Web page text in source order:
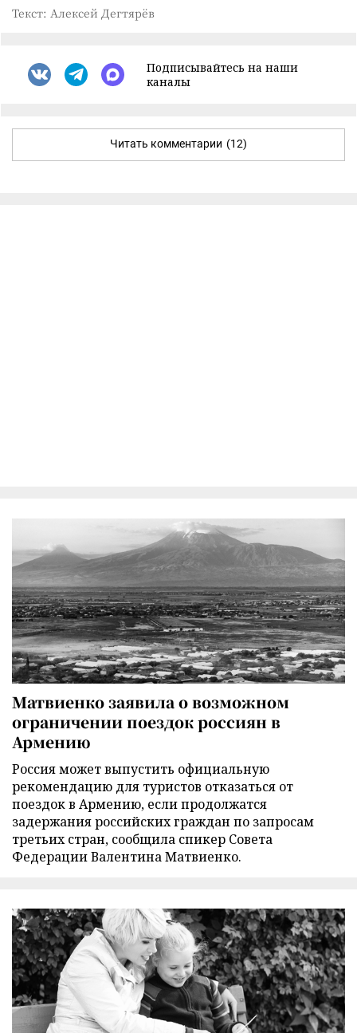
Текст: Алексей Дегтярёв
Подписывайтесь на наши
каналы
Читать комментарии (12)
Матвиенко заявила о возможном
ограничении поездок россиян в
Армению
Россия может выпустить официальную
рекомендацию для туристов отказаться от
поездок в Армению, если продолжатся
задержания российских граждан по запросам
третьих стран, сообщила спикер Совета
Федерации Валентина Матвиенко.